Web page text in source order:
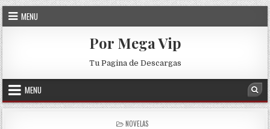
Skip to content
MENU
Por Mega Vip
Tu Pagina de Descargas
MENU
POSTED IN
NOVELAS